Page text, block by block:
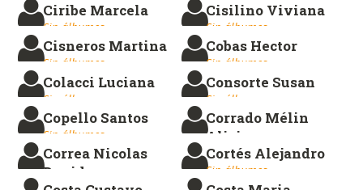
Ciribe Marcela
Sin álbumes.
Cisilino Viviana
Sin álbumes.
Cisneros Martina
Sin álbumes.
Cobas Hector
Sin álbumes.
Colacci Luciana
Sin álbumes.
Consorte Susan
Sin álbumes.
Copello Santos
Sin álbumes.
Corrado Mélin
Alicia
Sin álbumes.
Correa Nicolas
David
Cortés Alejandro
Sin álbumes.